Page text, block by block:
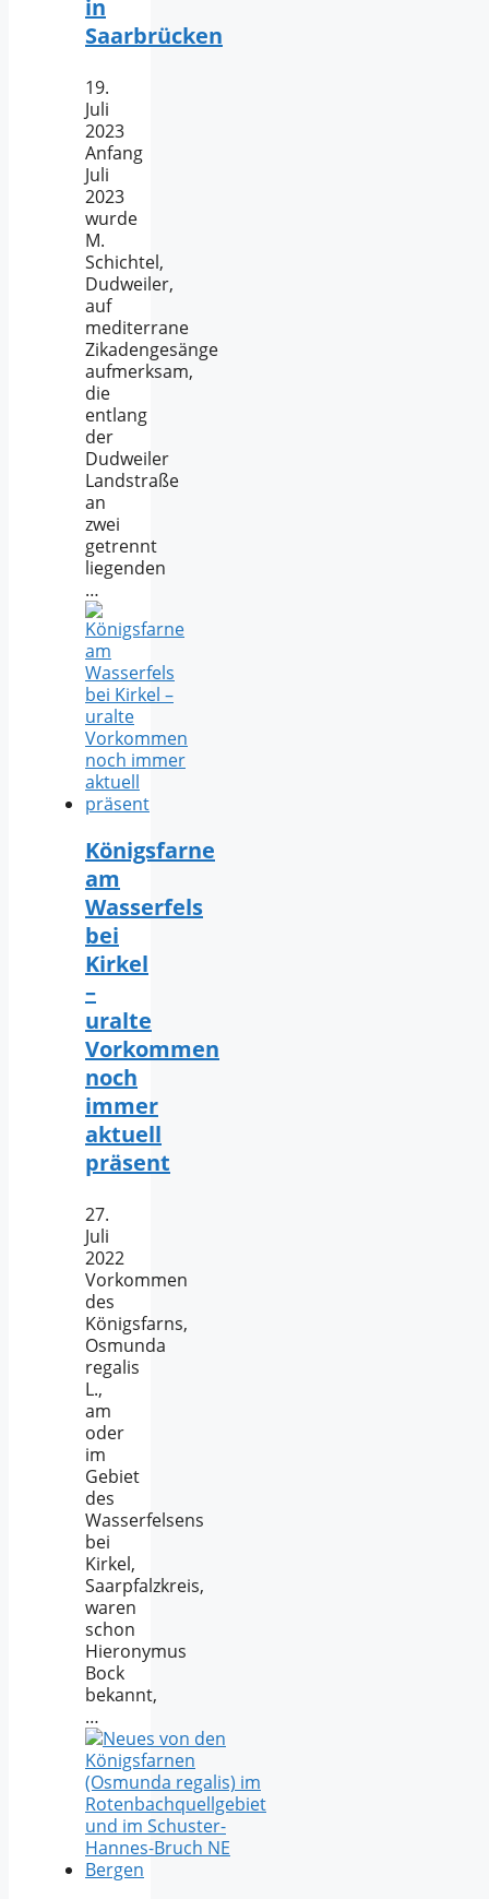
in
Saarbrücken
19.
Juli
2023
Anfang
Juli
2023
wurde
M.
Schichtel,
Dudweiler,
auf
mediterrane
Zikadengesänge
aufmerksam,
die
entlang
der
Dudweiler
Landstraße
an
zwei
getrennt
liegenden
…
Königsfarne
am
Wasserfels
bei
Kirkel
–
uralte
Vorkommen
noch
immer
aktuell
präsent
27.
Juli
2022
Vorkommen
des
Königsfarns,
Osmunda
regalis
L.,
am
oder
im
Gebiet
des
Wasserfelsens
bei
Kirkel,
Saarpfalzkreis,
waren
schon
Hieronymus
Bock
bekannt,
…